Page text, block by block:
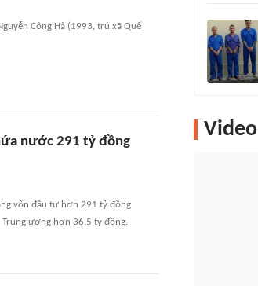
Công Hà (1993, trú xã Quế
nước 291 tỷ đồng
vốn đầu tư hơn 291 tỷ đồng
ương hơn 36,5 tỷ đồng.
Video